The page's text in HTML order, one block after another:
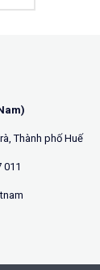
Thành phố Huế
011